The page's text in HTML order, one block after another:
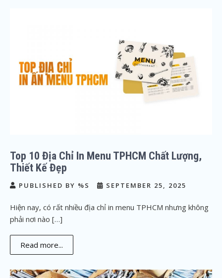
Top 10 Địa Chỉ In Menu TPHCM Chất Lượng,
Thiết Kế Đẹp
PUBLISHED BY %S SEPTEMBER 25, 2025
Hiện nay, có rất nhiều địa chỉ in menu TPHCM nhưng không
phải nơi nào […]
Read more...